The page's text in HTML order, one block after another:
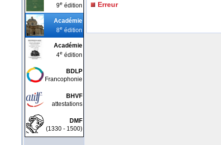
9e édition
Académie
8e édition
Académie
4e édition
BDLP
Francophonie
BHVF
attestations
DMF
(1330 - 1500)
Erreur